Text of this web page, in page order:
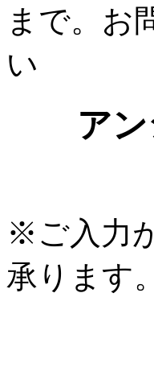
まで。お
い
ア
※ご入力
承ります